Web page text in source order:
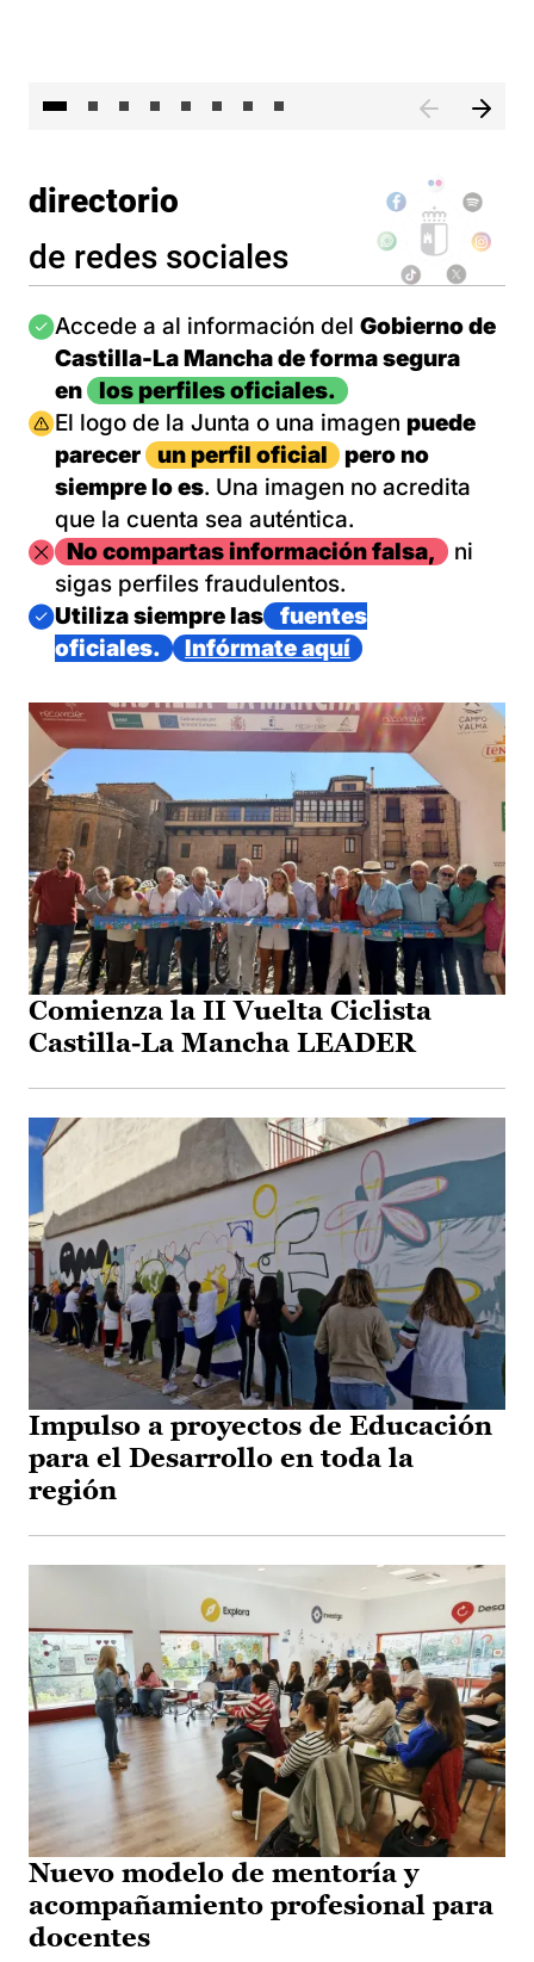
directorio
de redes sociales
Imagen
Accede a al información del Gobierno de
Castilla-La Mancha de forma segura
en
los perfiles oficiales.
Imagen
El logo de la Junta o una imagen puede
parecer
un perfil oficial
pero no
siempre lo es. Una imagen no acredita
que la cuenta sea auténtica.
ImagenNo compartas información falsa,
ni
sigas perfiles fraudulentos.
Imagen
Utiliza siempre las
fuentes
oficiales.
Infórmate aquí
Comienza la II Vuelta Ciclista
Castilla-La Mancha LEADER
Impulso a proyectos de Educación
para el Desarrollo en toda la
región
Nuevo modelo de mentoría y
acompañamiento profesional para
docentes